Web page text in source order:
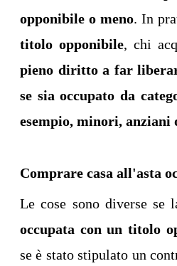
opponibile o meno. In
titolo opponibile, chi
pieno diritto a far
se sia occupato da
esempio, minori, anziani
Comprare casa all'asta
Le cose sono diverse se
occupata con un titolo
se è stato stipulato un